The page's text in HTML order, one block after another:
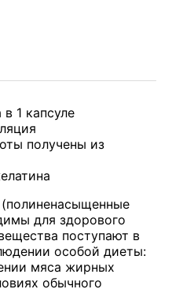
1 капсуле
получены из
для здорового
поступают в
особой диеты:
мяса жирных
обычного